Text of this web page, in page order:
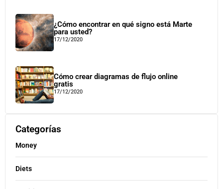
¿Cómo encontrar en qué signo está Marte
para usted?
17/12/2020
Cómo crear diagramas de flujo online
gratis
17/12/2020
Categorías
Money
Diets